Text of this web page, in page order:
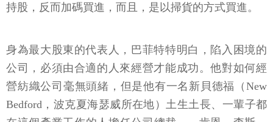
持股，反而加碼買進，而且，是以掃貨的方式買進。
身為最大股東的代表人，巴菲特特明白，陷入困境的
公司，必須由合適的人來經營才能成功。他對如何經
營紡織公司毫無頭緒，但是他有一名新貝德福（New
Bedford，波克夏海瑟威所在地）土生土長、一輩子都